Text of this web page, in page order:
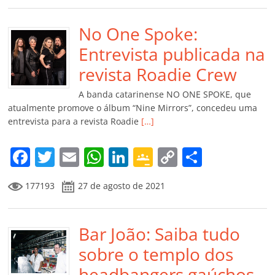
e
b
o
o
k
er l s
A
p
p
e
dI
n
gl
e
Cl
a
ss
ro
o
m
y
Li
n
k
p
til
h
ar
No One Spoke:
Entrevista publicada na
revista Roadie Crew
A banda catarinense NO ONE SPOKE, que
atualmente promove o álbum “Nine Mirrors”, concedeu uma
entrevista para a revista Roadie […]
F
a
c
e
b
o
T
w
itt
er
E
m
ai
l
W
at
s
A
p
Li
n
k
e
dI
n
G
o
o
gl
e
Cl
C
y
Li
n
p
ar
til
177193 27 de agosto de 2021
Bar João: Saiba tudo
sobre o templo dos